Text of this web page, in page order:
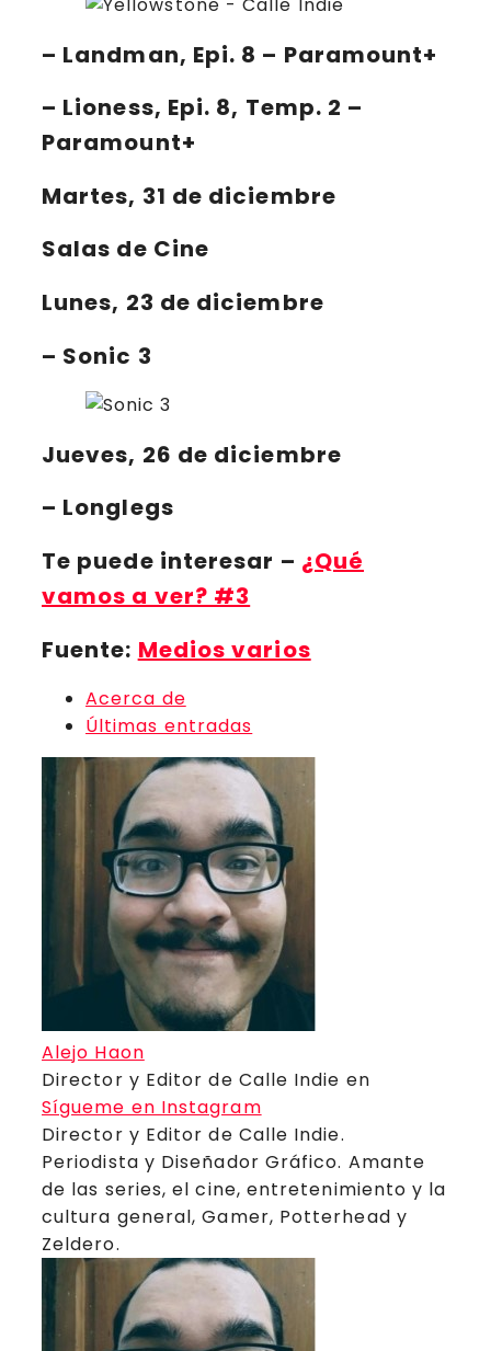
– Landman, Epi. 8 – Paramount+
– Lioness, Epi. 8, Temp. 2 –
Paramount+
Martes, 31 de diciembre
Salas de Cine
Lunes, 23 de diciembre
– Sonic 3
Jueves, 26 de diciembre
– Longlegs
Te puede interesar – ¿Qué
vamos a ver? #3
Fuente: Medios varios
Acerca de
Últimas entradas
Alejo Haon
Director y Editor de Calle Indie en
Sígueme en Instagram
Director y Editor de Calle Indie.
Periodista y Diseñador Gráfico. Amante
de las series, el cine, entretenimiento y la
cultura general, Gamer, Potterhead y
Zeldero.